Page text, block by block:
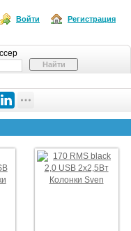
Регистрация
Войти